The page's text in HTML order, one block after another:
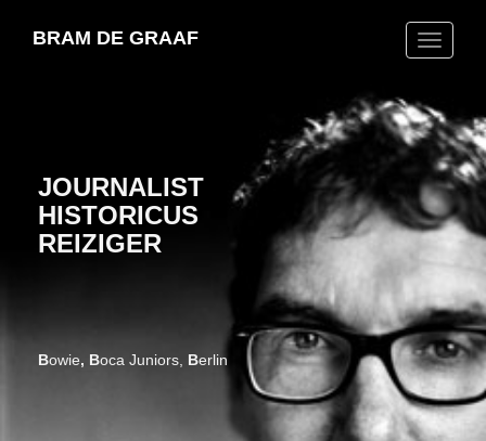
Toggle
BRAM DE GRAAF
JOURNALIST
HISTORICUS
REIZIGER
Bowie, Boca Juniors, Berlin